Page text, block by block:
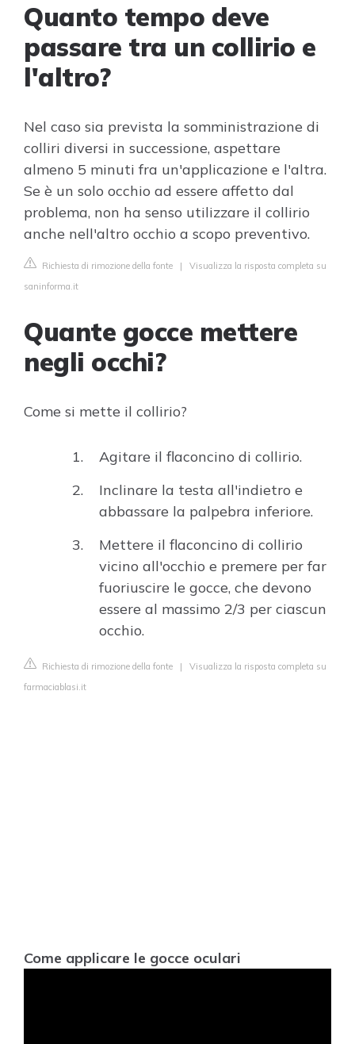
Quanto tempo deve
passare tra un collirio e
l'altro?
Nel caso sia prevista la somministrazione di
colliri diversi in successione, aspettare
almeno 5 minuti fra un'applicazione e l'altra.
Se è un solo occhio ad essere affetto dal
problema, non ha senso utilizzare il collirio
anche nell'altro occhio a scopo preventivo.
Richiesta di rimozione della fonte | Visualizza la risposta completa su
saninforma.it
Quante gocce mettere
negli occhi?
Come si mette il collirio?
Agitare il flaconcino di collirio.
Inclinare la testa all'indietro e
abbassare la palpebra inferiore.
Mettere il flaconcino di collirio
vicino all'occhio e premere per far
fuoriuscire le gocce, che devono
essere al massimo 2/3 per ciascun
occhio.
Richiesta di rimozione della fonte | Visualizza la risposta completa su
farmaciablasi.it
Come applicare le gocce oculari